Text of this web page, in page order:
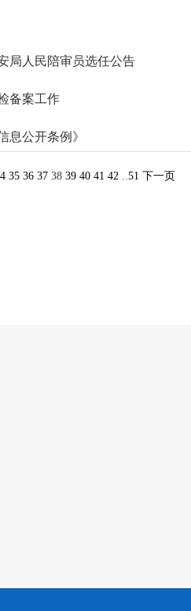
局人民陪审员选任公告
备案工作
息公开条例》
35 36 37 38 39 40 41 42 ..51 下一页